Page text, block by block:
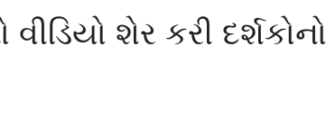
શેર કરી દર્શકોનો